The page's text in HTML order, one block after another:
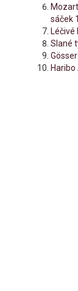
sáček
Léčivé
Slané
Haribo